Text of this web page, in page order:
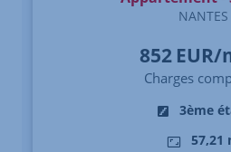
NANTES
852 EUR/
Charges
3ème
57,21